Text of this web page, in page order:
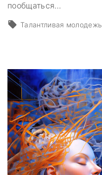
пообщаться…
Талантливая молодежь